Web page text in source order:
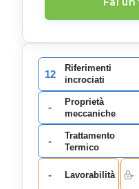
12
Riferimenti
incrociati
-
Proprietà
meccaniche
-
Trattamento
Termico
- Lavorabilità -